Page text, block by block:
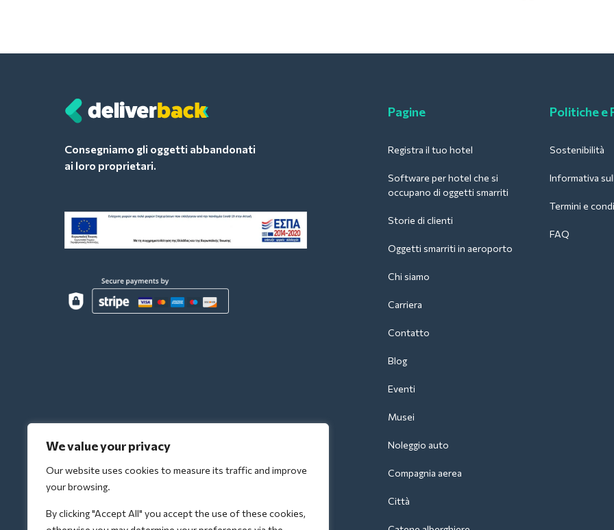
We value your privacy
Our website uses cookies to measure its traffic and improve
your browsing.
By clicking "Accept All" you accept the use of these cookies,
Consegniamo gli oggetti abbandonati
ai loro proprietari.
Pagine
Registra il tuo hotel
Software per hotel che si
occupano di oggetti smarriti
Storie di clienti
Oggetti smarriti in aeroporto
Chi siamo
Carriera
Contatto
Blog
Eventi
Musei
Noleggio auto
Compagnia aerea
Città
Politiche e
Sostenibilità
Informativa
Termini e
FAQ